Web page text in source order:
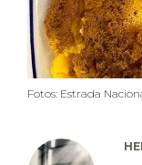
Fotos: Estrada